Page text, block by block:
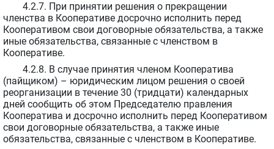
4.2.7. При принятии решения о прекращении
членства в Кооперативе досрочно исполнить перед
Кооперативом свои договорные обязательства, а также
иные обязательства, связанные с членством в
Кооперативе.
4.2.8. В случае принятия членом Кооператива
(пайщиком) – юридическим лицом решения о своей
реорганизации в течение 30 (тридцати) календарных
дней сообщить об этом Председателю правления
Кооператива и досрочно исполнить перед Кооперативом
свои договорные обязательства, а также иные
обязательства, связанные с членством в Кооперативе.